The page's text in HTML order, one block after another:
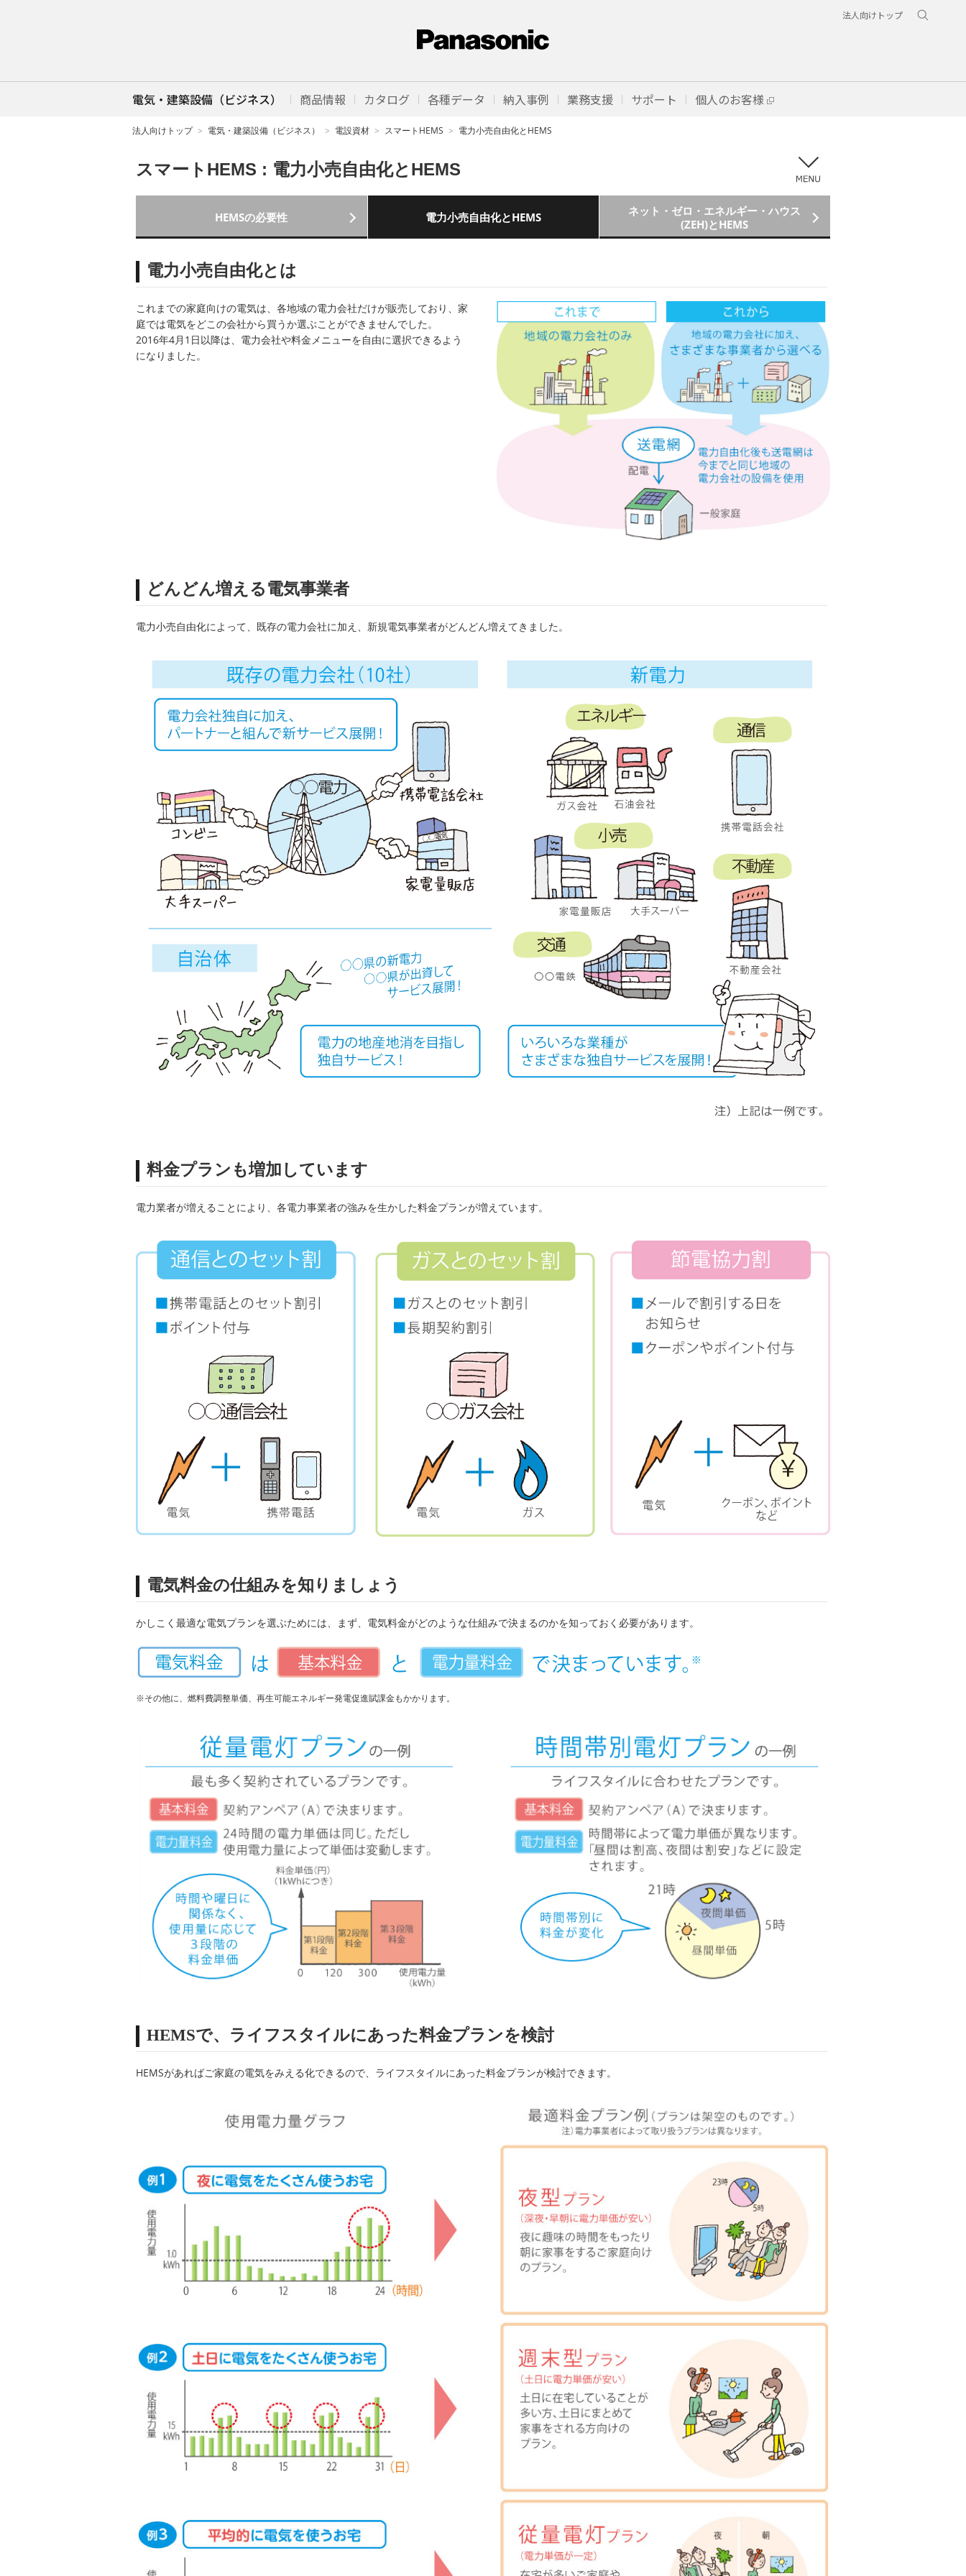
法人向けトップ
電気・建築設備（ビジネス） 商品情報 カタログ 各種データ 納入事例 業務支援 サポート 個人のお客様
法人向けトップ 電気・建築設備（ビジネス） 電設資材 スマートHEMS 電力小売自由化とHEMS
スマートHEMS : 電力小売自由化とHEMS
HEMSの必要性 電力小売自由化とHEMS
ネット・ゼロ・エネルギー・ハウス
(ZEH)とHEMS
電力小売自由化とは
これまでの家庭向けの電気は、各地域の電力会社だけが販売しており、家
庭では電気をどこの会社から買うか選ぶことができませんでした。
2016年4月1日以降は、電力会社や料金メニューを自由に選択できるよう
になりました。
どんどん増える電気事業者
電力小売自由化によって、既存の電力会社に加え、新規電気事業者がどんどん増えてきました。
料金プランも増加しています
電力業者が増えることにより、各電力事業者の強みを生かした料金プランが増えています。
電気料金の仕組みを知りましょう
かしこく最適な電気プランを選ぶためには、まず、電気料金がどのような仕組みで決まるのかを知っておく必要があります。
※その他に、燃料費調整単価、再生可能エネルギー発電促進賦課金もかかります。
HEMSで、ライフスタイルにあった料金プランを検討
HEMSがあればご家庭の電気をみえる化できるので、ライフスタイルにあった料金プランが検討できます。